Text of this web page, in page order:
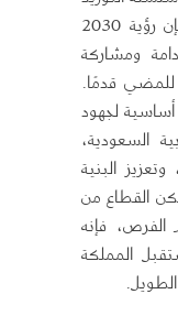
والمخاوف البيئية تشكل عقبات، فإن رؤية 2030
ومشاركة
للمضي قدمًا.
أساسية لجهود
السعودية،
البنية
القطاع من
الفرص، فإنه
المملكة